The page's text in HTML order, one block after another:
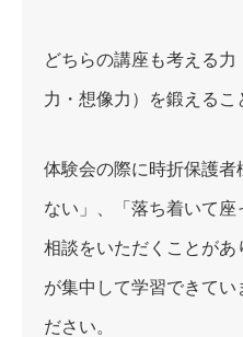
どちらの講座も考える
力・想像力）を鍛えるこ
体験会の際に時折保護
ない」、「落ち着いて
相談をいただくことがあ
が集中して学習できてい
ださい。